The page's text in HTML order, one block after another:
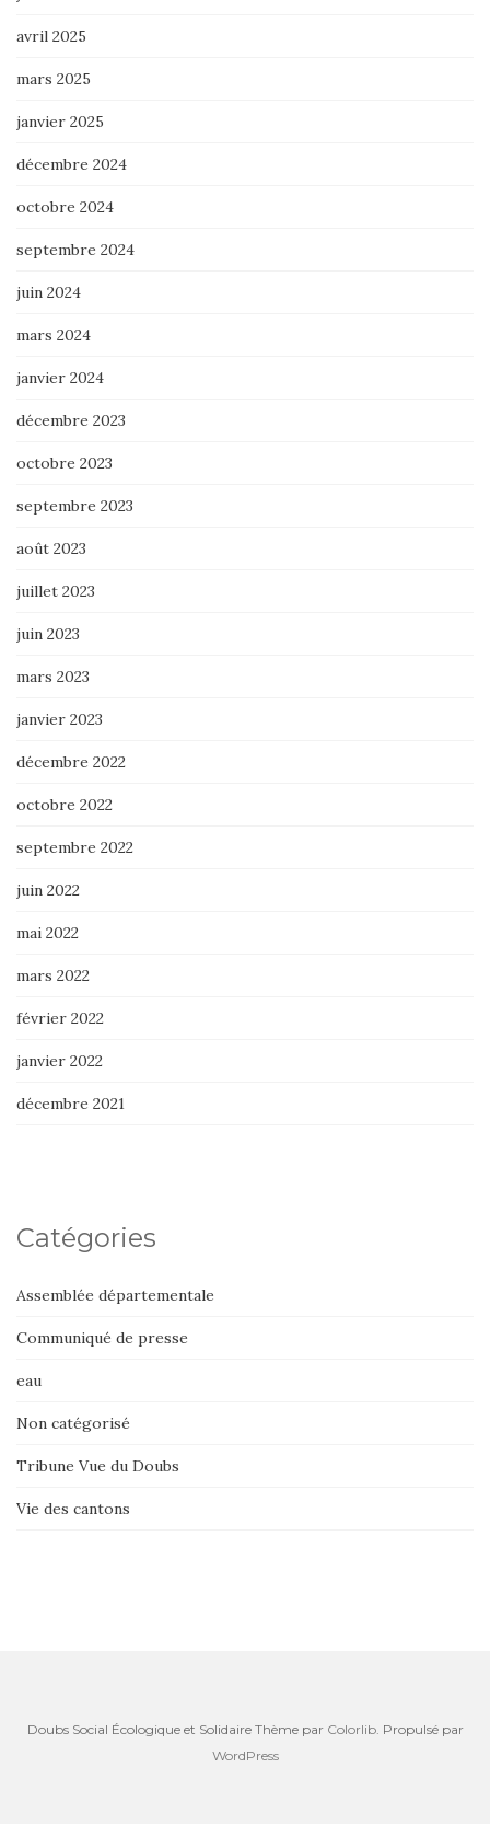
avril 2025
mars 2025
janvier 2025
décembre 2024
octobre 2024
septembre 2024
juin 2024
mars 2024
janvier 2024
décembre 2023
octobre 2023
septembre 2023
août 2023
juillet 2023
juin 2023
mars 2023
janvier 2023
décembre 2022
octobre 2022
septembre 2022
juin 2022
mai 2022
mars 2022
février 2022
janvier 2022
décembre 2021
Catégories
Assemblée départementale
Communiqué de presse
eau
Non catégorisé
Tribune Vue du Doubs
Vie des cantons
Doubs Social Écologique et Solidaire Thème par Colorlib. Propulsé par
WordPress